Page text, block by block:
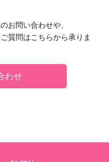
お問い合わせや、
質問はこちらから承りま
わせ